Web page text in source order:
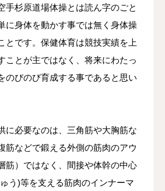
手杉原道場体操とは読ん字のごと
に身体を動かす事では無く身体操
とです。保健体育は競技実績を上
ことが主ではなく、将来にわたっ
のびのび育成する事であると思い
に必要なのは、三角筋や大胸筋な
筋などで鍛える外側の筋肉のアウ
筋）ではなく、間接や体幹の中心
う)等を支える筋肉のインナーマ